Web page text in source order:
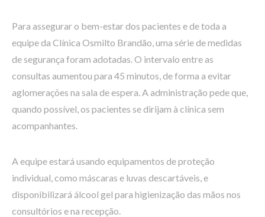
Para assegurar o bem-estar dos pacientes e de toda a
equipe da Clínica Osmilto Brandão, uma série de medidas
de segurança foram adotadas. O intervalo entre as
consultas aumentou para 45 minutos, de forma a evitar
aglomerações na sala de espera. A administração pede que,
quando possível, os pacientes se dirijam à clínica sem
acompanhantes.
A equipe estará usando equipamentos de proteção
individual, como máscaras e luvas descartáveis, e
disponibilizará álcool gel para higienização das mãos nos
consultórios e na recepção.